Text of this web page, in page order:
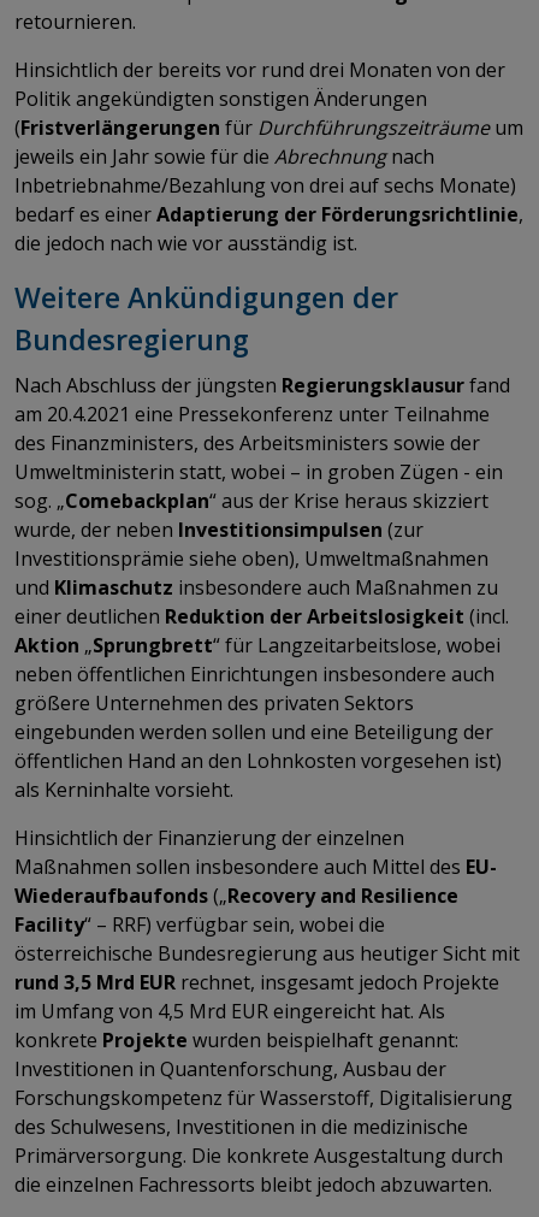
retournieren.
Hinsichtlich der bereits vor rund drei Monaten von der
Politik angekündigten sonstigen Änderungen
(Fristverlängerungen für Durchführungszeiträumeum
jeweils ein Jahr sowie für die Abrechnungnach
Inbetriebnahme/Bezahlung von drei auf sechs Monate)
bedarf es einerAdaptierung der Förderungsrichtlinie,
die jedoch nach wie vor ausständig ist.
Weitere Ankündigungen der
Bundesregierung
Nach Abschluss der jüngsten Regierungsklausurfand
am 20.4.2021 eine Pressekonferenz unter Teilnahme
des Finanzministers, des Arbeitsministers sowie der
Umweltministerin statt, wobei – in groben Zügen - ein
sog. „Comebackplan“ aus der Krise heraus skizziert
wurde, der neben Investitionsimpulsen (zur
Investitionsprämie siehe oben), Umweltmaßnahmen
und Klimaschutz insbesondere auch Maßnahmen zu
einer deutlichen Reduktion der Arbeitslosigkeit (incl.
Aktion „Sprungbrett“ für Langzeitarbeitslose, wobei
neben öffentlichen Einrichtungen insbesondere auch
größere Unternehmen des privaten Sektors
eingebunden werden sollen und eine Beteiligung der
öffentlichen Hand an den Lohnkosten vorgesehen ist)
als Kerninhalte vorsieht.
Hinsichtlich der Finanzierung der einzelnen
Maßnahmen sollen insbesondere auch Mittel des EU-
Wiederaufbaufonds(„Recovery and Resilience
Facility“ – RRF) verfügbar sein, wobei die
österreichische Bundesregierung aus heutiger Sicht mit
rund 3,5 Mrd EUR rechnet, insgesamt jedoch Projekte
im Umfang von 4,5 Mrd EUR eingereicht hat. Als
konkrete Projekte wurden beispielhaft genannt:
Investitionen in Quantenforschung, Ausbau der
Forschungskompetenz für Wasserstoff, Digitalisierung
des Schulwesens, Investitionen in die medizinische
Primärversorgung. Die konkrete Ausgestaltung durch
die einzelnen Fachressorts bleibt jedoch abzuwarten.